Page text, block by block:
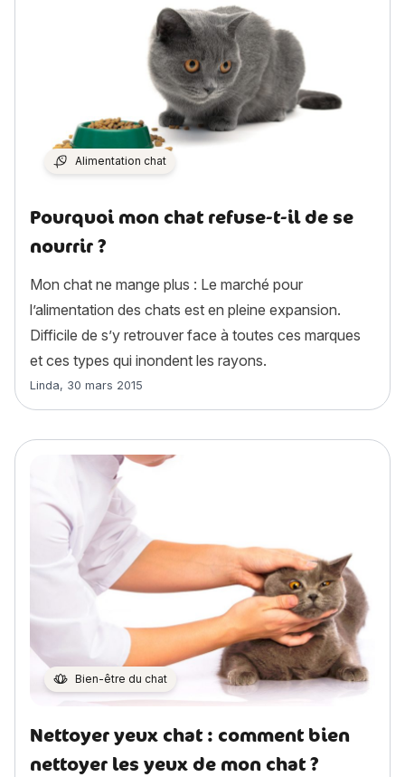
Alimentation chat
Pourquoi mon chat refuse-t-il de se
nourrir ?
Mon chat ne mange plus : Le marché pour
l’alimentation des chats est en pleine expansion.
Difficile de s’y retrouver face à toutes ces marques
et ces types qui inondent les rayons.
Article rédigé par
Linda, 30 mars 2015
Bien-être du chat
Nettoyer yeux chat : comment bien
nettoyer les yeux de mon chat ?